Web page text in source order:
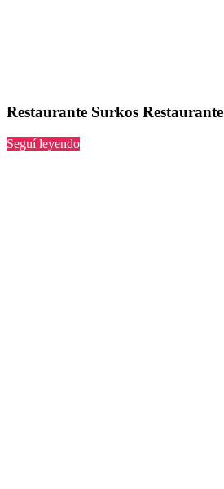
Restaurante Surkos Restaurante
Seguí leyendo“Surkos